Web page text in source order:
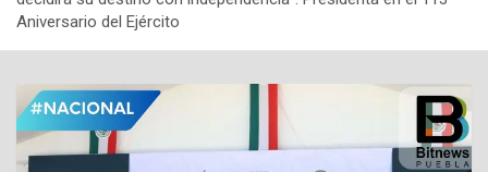
Aniversario del Ejército